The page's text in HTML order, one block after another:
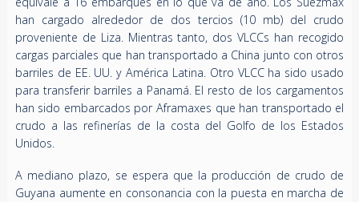
han cargado alrededor de dos tercios (10 mb) del crudo
proveniente de Liza. Mientras tanto, dos VLCCs han recogido
cargas parciales que han transportado a China junto con otros
barriles de EE. UU. y América Latina. Otro VLCC ha sido usado
para transferir barriles a Panamá. El resto de los cargamentos
han sido embarcados por Aframaxes que han transportado el
crudo a las refinerías de la costa del Golfo de los Estados
Unidos.
A mediano plazo, se espera que la producción de crudo de
Guyana aumente en consonancia con la puesta en marcha de